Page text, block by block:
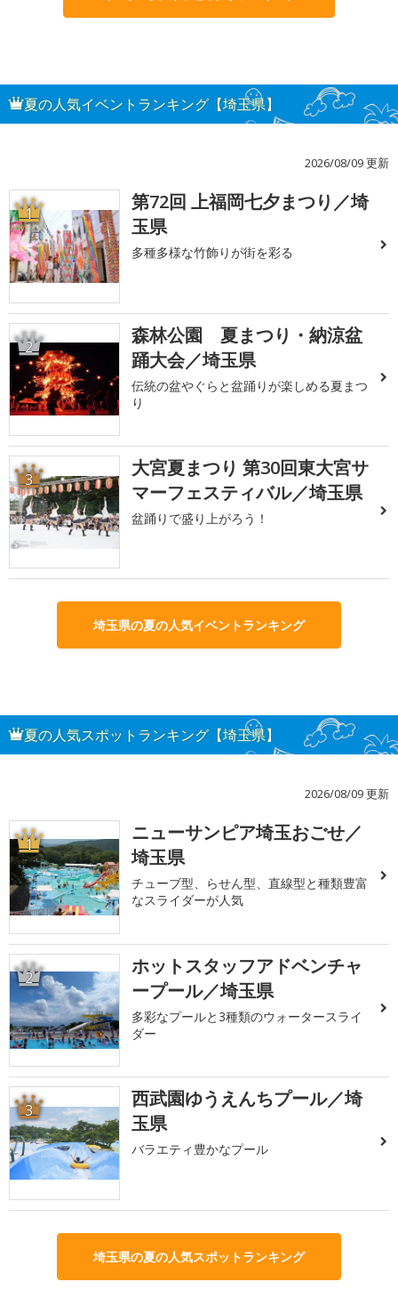
夏の人気イベントランキング【埼玉県】
2026/08/09 更新
1
第72回 上福岡七夕まつり／埼
玉県
多種多様な竹飾りが街を彩る
2
森林公園 夏まつり・納涼盆
踊大会／埼玉県
伝統の盆やぐらと盆踊りが楽しめる夏まつ
り
3
大宮夏まつり 第30回東大宮サ
マーフェスティバル／埼玉県
盆踊りで盛り上がろう！
埼玉県の夏の人気イベントランキング
夏の人気スポットランキング【埼玉県】
2026/08/09 更新
1
ニューサンピア埼玉おごせ／
埼玉県
チューブ型、らせん型、直線型と種類豊富
なスライダーが人気
2
ホットスタッフアドベンチャ
ープール／埼玉県
多彩なプールと3種類のウォータースライ
ダー
3
西武園ゆうえんちプール／埼
玉県
バラエティ豊かなプール
埼玉県の夏の人気スポットランキング